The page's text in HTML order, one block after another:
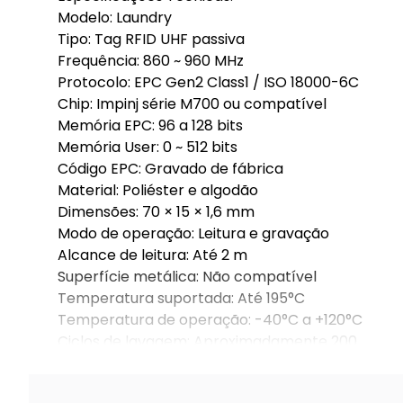
Modelo: Laundry
Tipo: Tag RFID UHF passiva
Frequência: 860 ~ 960 MHz
Protocolo: EPC Gen2 Class1 / ISO 18000-6C
Chip: Impinj série M700 ou compatível
Memória EPC: 96 a 128 bits
Memória User: 0 ~ 512 bits
Código EPC: Gravado de fábrica
Material: Poliéster e algodão
Dimensões: 70 × 15 × 1,6 mm
Modo de operação: Leitura e gravação
Alcance de leitura: Até 2 m
Superfície metálica: Não compatível
Temperatura suportada: Até 195°C
Temperatura de operação: -40°C a +120°C
Ciclos de lavagem: Aproximadamente 200